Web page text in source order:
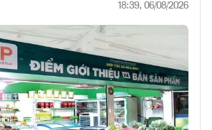
18:39, 06/08/2026